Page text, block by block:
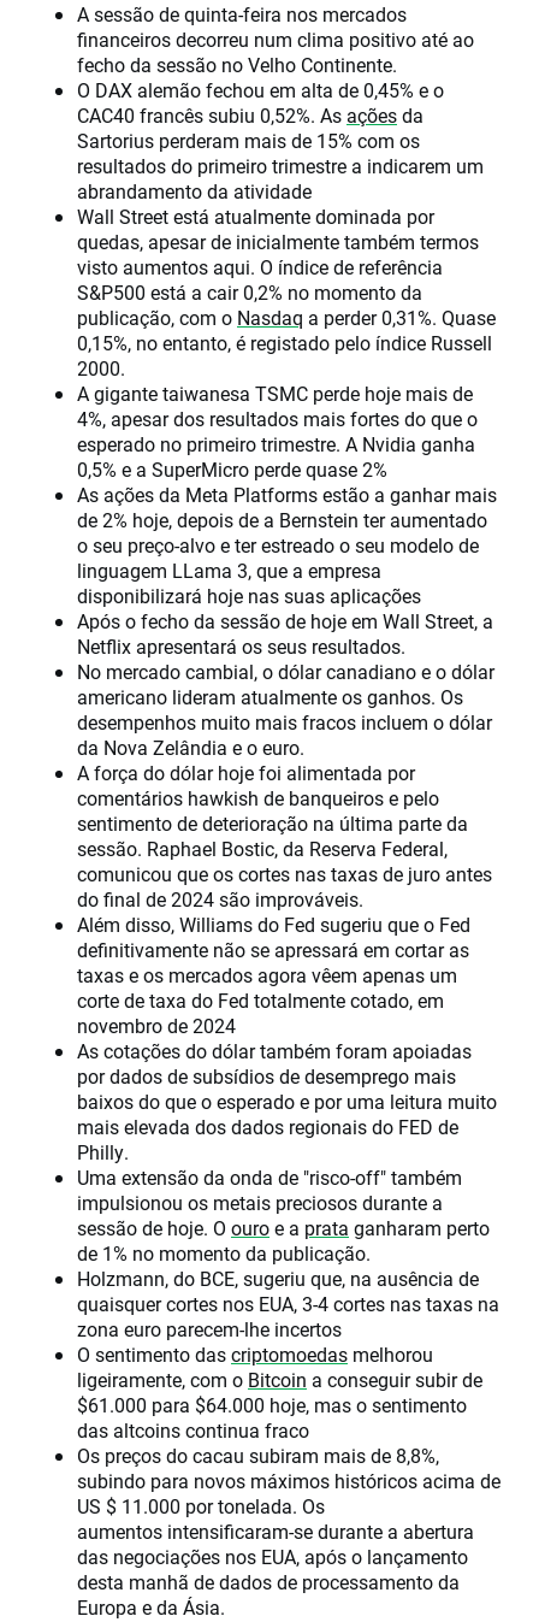
A sessão de quinta-feira nos mercados
financeiros decorreu num clima positivo até ao
fecho da sessão no Velho Continente.
O DAX alemão fechou em alta de 0,45% e o
CAC40 francês subiu 0,52%. As açõesda
Sartorius perderam mais de 15% com os
resultados do primeiro trimestre a indicarem um
abrandamento da atividade
Wall Street está atualmente dominada por
quedas, apesar de inicialmente também termos
visto aumentos aqui. O índice de referência
S&P500 está a cair 0,2% no momento da
publicação, com o Nasdaq a perder 0,31%. Quase
0,15%, no entanto, é registado pelo índice Russell
2000.
A gigante taiwanesa TSMC perde hoje mais de
4%, apesar dos resultados mais fortes do que o
esperado no primeiro trimestre. A Nvidia ganha
0,5% e a SuperMicro perde quase 2%
As ações da Meta Platforms estão a ganhar mais
de 2% hoje, depois de a Bernstein ter aumentado
o seu preço-alvo e ter estreado o seu modelo de
linguagem LLama 3, que a empresa
disponibilizará hoje nas suas aplicações
Após o fecho da sessão de hoje em Wall Street, a
Netflix apresentará os seus resultados.
No mercado cambial, o dólar canadiano e o dólar
americano lideram atualmente os ganhos. Os
desempenhos muito mais fracos incluem o dólar
da Nova Zelândia e o euro.
A força do dólar hoje foi alimentada por
comentários hawkish de banqueiros e pelo
sentimento de deterioração na última parte da
sessão. Raphael Bostic, da Reserva Federal,
comunicou que os cortes nas taxas de juro antes
do final de 2024 são improváveis.
Além disso, Williams do Fed sugeriu que o Fed
definitivamente não se apressará em cortar as
taxas e os mercados agora vêem apenas um
corte de taxa do Fed totalmente cotado, em
novembro de 2024
As cotações do dólar também foram apoiadas
por dados de subsídios de desemprego mais
baixos do que o esperado e por uma leitura muito
mais elevada dos dados regionais do FED de
Philly.
Uma extensão da onda de "risco-off" também
impulsionou os metais preciosos durante a
sessão de hoje. O ouroe a prata ganharam perto
de 1% no momento da publicação.
Holzmann, do BCE, sugeriu que, na ausência de
quaisquer cortes nos EUA, 3-4 cortes nas taxas na
zona euro parecem-lhe incertos
O sentimento dascriptomoedas melhorou
ligeiramente, com o Bitcoin a conseguir subir de
$61.000 para $64.000 hoje, mas o sentimento
das altcoins continua fraco
Os preços do cacau subiram mais de 8,8%,
subindo para novos máximos históricos acima de
US $ 11.000 por tonelada. Os
aumentos intensificaram-se durante a abertura
das negociações nos EUA, após o lançamento
desta manhã de dados de processamento da
Europa e da Ásia.